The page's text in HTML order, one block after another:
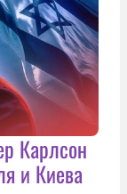
Карлсон
и Киева